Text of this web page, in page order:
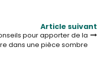
Article suivant
pour apporter de la
dans une pièce sombre